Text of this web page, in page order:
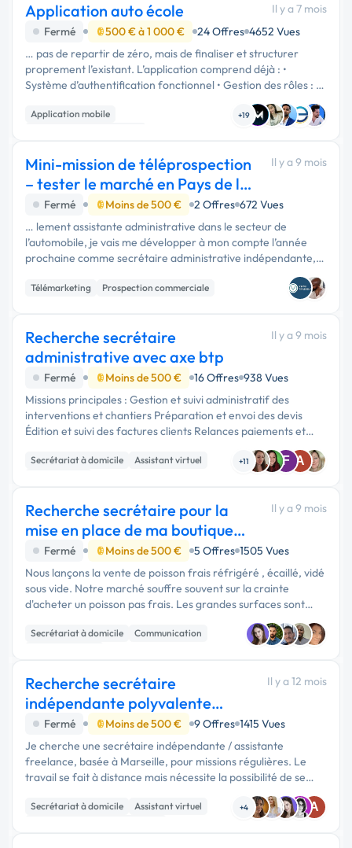
Application auto école
Il y a 7 mois
Fermé
500 € à 1 000 € 24 Offres 4652 Vues
… pas de repartir de zéro, mais de finaliser et structurer
proprement l’existant. L’application comprend déjà : •
Système d’authentification fonctionnel • Gestion des rôles : •
Élève • Enseignant • Secrétaire • Gérant • Pages de
compétences REMC …
Application mobile
+19
Mini-mission de téléprospection
– tester le marché en Pays de la
Loire
Il y a 9 mois
Fermé Moins de 500 € 2 Offres 672 Vues
… lement assistante administrative dans le secteur de
l’automobile, je vais me développer à mon compte l’année
prochaine comme secrétaire administrative indépendante,
pour accompagner et décharger les garages, carrossiers, et
professionnels du …
Télémarketing Prospection commerciale
Recherche secrétaire
administrative avec axe btp
Il y a 9 mois
Fermé Moins de 500 € 16 Offres 938 Vues
Missions principales : Gestion et suivi administratif des
interventions et chantiers Préparation et envoi des devis
Édition et suivi des factures clients Relances paiements et
chantier...
Secrétariat à domicile
Assistant virtuel
+11 F A
Recherche secrétaire pour la
mise en place de ma boutique
de poisson
Il y a 9 mois
Fermé Moins de 500 € 5 Offres 1505 Vues
Nous lançons la vente de poisson frais réfrigéré , écaillé, vidé
sous vide. Notre marché souffre souvent sur la crainte
d'acheter un poisson pas frais. Les grandes surfaces sont
responsable de cette crainte. Réseaux de distribution
compliqué et im...
Secrétariat à domicile
Communication
Recherche secrétaire
indépendante polyvalente
Marseille
Il y a 12 mois
Fermé Moins de 500 € 9 Offres 1415 Vues
Je cherche une secrétaire indépendante / assistante
freelance, basée à Marseille, pour missions régulières. Le
travail se fait à distance mais nécessite la possibilité de se
rencontrer ponctuellement sur Marseille. Missions typiques :
Inscriptions …
Secrétariat à domicile
Assistant virtuel
+4 A